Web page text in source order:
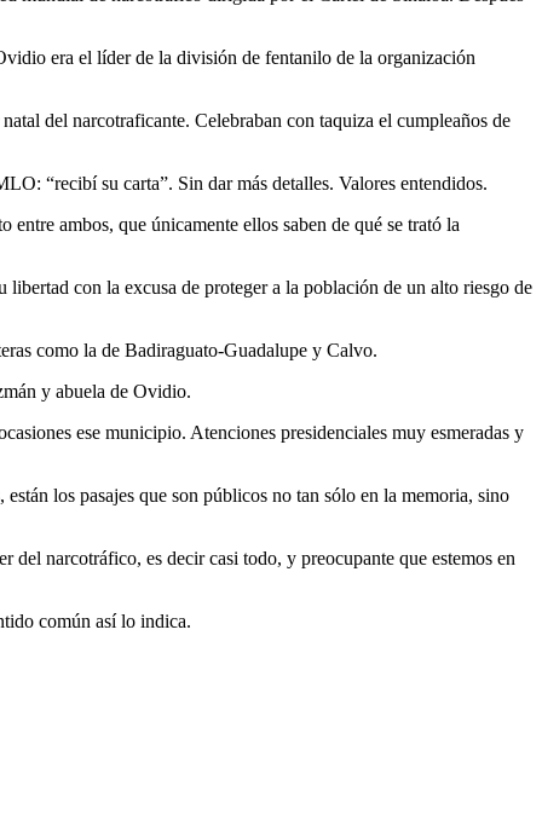
era el líder de la división de fentanilo de la organización
del narcotraficante. Celebraban con taquiza el cumpleaños de
“recibí su carta”. Sin dar más detalles. Valores entendidos.
ambos, que únicamente ellos saben de qué se trató la
con la excusa de proteger a la población de un alto riesgo de
como la de Badiraguato-Guadalupe y Calvo.
y abuela de Ovidio.
ese municipio. Atenciones presidenciales muy esmeradas y
los pasajes que son públicos no tan sólo en la memoria, sino
narcotráfico, es decir casi todo, y preocupante que estemos en
común así lo indica.